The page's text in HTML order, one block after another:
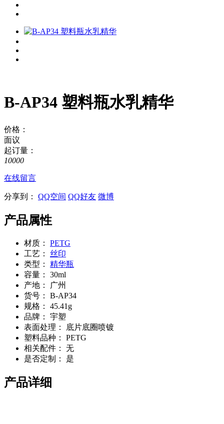
B-AP34 塑料瓶水乳精华
价格：
面议
起订量：
10000
在线留言
分享到： QQ空间 QQ好友 微博
产品属性
材质：
PETG
工艺：
丝印
类型：
精华瓶
容量：
30ml
产地：
广州
货号：
B-AP34
规格：
45.41g
品牌：
宇塑
表面处理：
底片底圈喷镀
塑料品种：
PETG
相关配件：
无
是否定制：
是
产品详细